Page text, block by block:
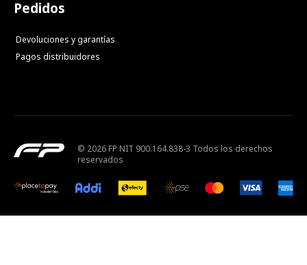
Pedidos
Devoluciones y garantías
Pagos distribuidores
© 2026 FP NIT 900.164.838-3 Todos los derechos
reservados